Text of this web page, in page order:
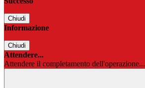
Chiudi
Informazione
Chiudi
Attendere...
Attendere il completamento dell'operazione...